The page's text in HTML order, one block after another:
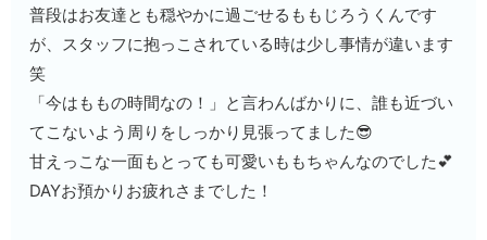
普段はお友達とも穏やかに過ごせるももじろうくんです
が、スタッフに抱っこされている時は少し事情が違います
笑
「今はももの時間なの！」と言わんばかりに、誰も近づい
てこないよう周りをしっかり見張ってました😎
甘えっこな一面もとっても可愛いももちゃんなのでした💕
DAYお預かりお疲れさまでした！